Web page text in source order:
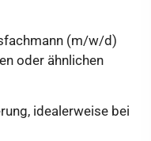
(m/w/d)
oder ähnlichen
idealerweise bei